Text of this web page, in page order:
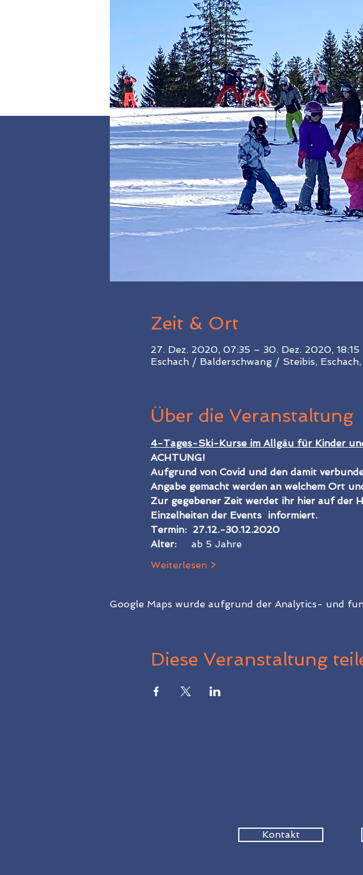
Zeit & Ort
27. Dez. 2020, 07:35 – 30. Dez. 2020, 18:15
Eschach / Balderschwang / Steibis,
Über die Veranstaltung
4-Tages-Ski-Kurse im Allgäu für Kinder
ACHTUNG!
Aufgrund von Covid und den damit
Angabe gemacht werden an welchem Ort
Zur gegebener Zeit werdet ihr hier auf der
Einzelheiten der Events  informiert.
Termin:  27.12.-30.12.2020
Alter: ab 5 Jahre
Weiterlesen >
Google Maps wurde aufgrund der Analytics- und
Diese Veranstaltung
Kontakt